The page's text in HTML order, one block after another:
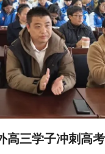
高三学子冲刺高